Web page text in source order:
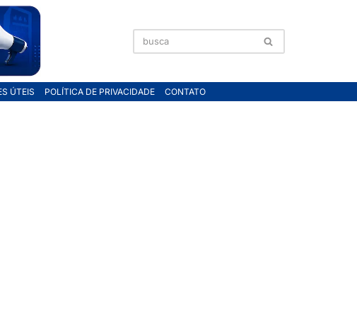
ÚTEIS POLÍTICA DE PRIVACIDADE CONTATO